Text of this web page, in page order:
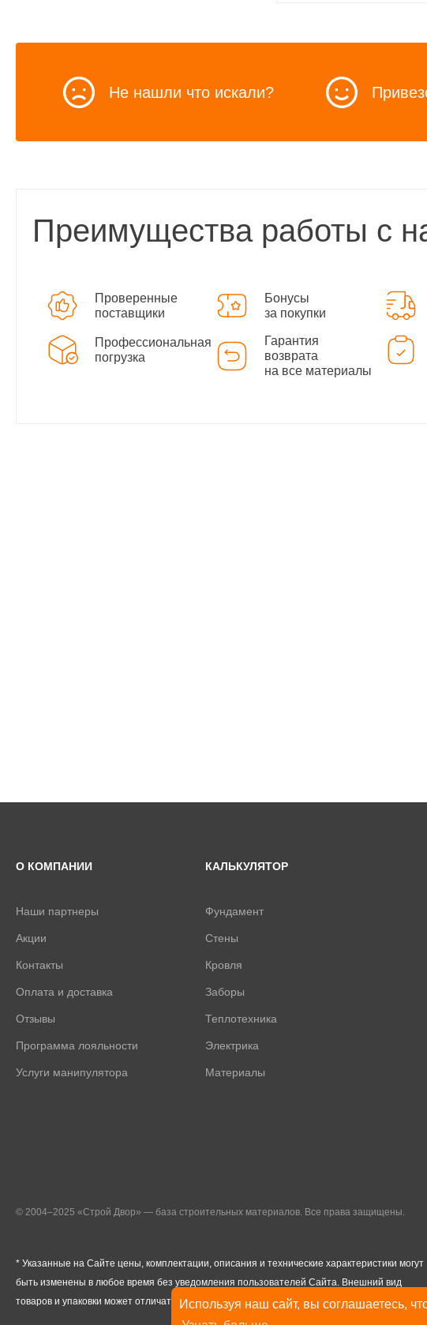
Используя наш сайт, вы соглашаетесь,
Не нашли что искали?
Преимущества работы с
Проверенные
поставщики
Бонусы
за покупки
Профессиональная
погрузка
Гарантия
возврата
на все материалы
О КОМПАНИИ
Наши партнеры
Акции
Контакты
Оплата и доставка
Отзывы
Программа лояльности
Услуги манипулятора
КАЛЬКУЛЯТОР
Фундамент
Стены
Кровля
Заборы
Теплотехника
Электрика
Материалы
© 2004–2025 «Строй Двор» — база строительных материалов. Все права защищены.
* Указанные на Сайте цены, комплектации, описания и технические характеристики могут
быть изменены в любое время без уведомления пользователей Сайта. Внешний вид
товаров и упаковки может отличаться от изображенных на Сайте.